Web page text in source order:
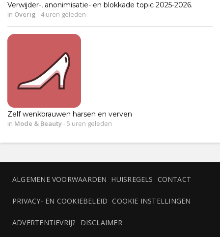
Verwijder-, anonimisatie- en blokkade topic 2025-2026.
in Overig -4 uren geleden
Zelf wenkbrauwen harsen en verven
in Mode & Beauty-5 uren geleden
ALGEMENE VOORWAARDEN HUISREGELS CONTACT
PRIVACY- EN COOKIEBELEID COOKIE INSTELLINGEN
ADVERTENTIEVRIJ? DISCLAIMER